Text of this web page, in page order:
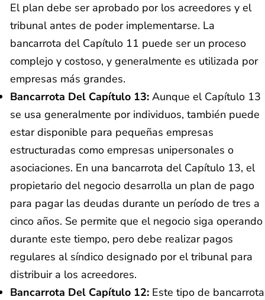
El plan debe ser aprobado por los acreedores y el
tribunal antes de poder implementarse. La
bancarrota del Capítulo 11 puede ser un proceso
complejo y costoso, y generalmente es utilizada por
empresas más grandes.
Bancarrota Del Capítulo 13: Aunque el Capítulo 13
se usa generalmente por individuos, también puede
estar disponible para pequeñas empresas
estructuradas como empresas unipersonales o
asociaciones. En una bancarrota del Capítulo 13, el
propietario del negocio desarrolla un plan de pago
para pagar las deudas durante un período de tres a
cinco años. Se permite que el negocio siga operando
durante este tiempo, pero debe realizar pagos
regulares al síndico designado por el tribunal para
distribuir a los acreedores.
Bancarrota Del Capítulo 12: Este tipo de bancarrota